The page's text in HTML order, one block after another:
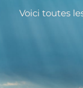
Voici toutes